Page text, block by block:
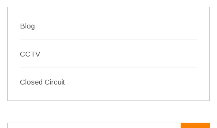
Blog
CCTV
Closed Circuit